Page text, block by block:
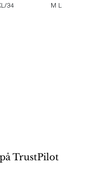
34 M L
TrustPilot